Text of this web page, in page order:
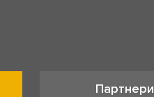
Партнери